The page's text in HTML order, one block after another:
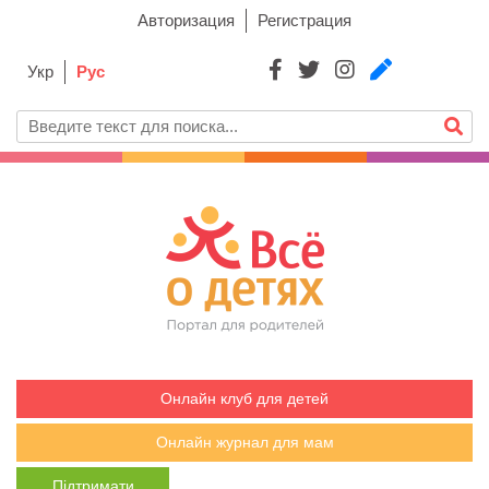
Авторизация Регистрация
Укр Рус
Онлайн клуб для детей
Онлайн журнал для мам